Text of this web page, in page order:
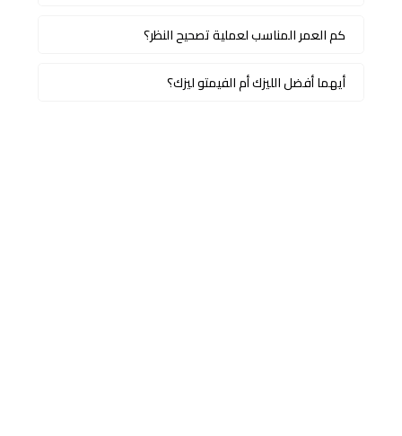
كم العمر المناسب لعملية تصحيح النظر؟
أيهما أفضل الليزك أم الفيمتو ليزك؟